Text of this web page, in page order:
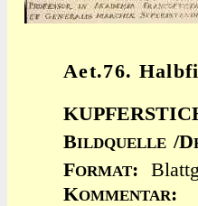
Aet.76.
BILDQUELLE /D
FORMAT:
KOMMENTAR: